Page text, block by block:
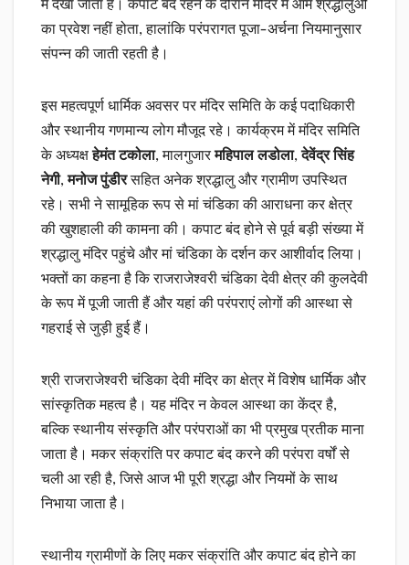
में देखा जाता है। कपाट बंद रहने के दौरान मंदिर में आम श्रद्धालुओं
का प्रवेश नहीं होता, हालांकि परंपरागत पूजा-अर्चना नियमानुसार
संपन्न की जाती रहती है।
इस महत्वपूर्ण धार्मिक अवसर पर मंदिर समिति के कई पदाधिकारी
और स्थानीय गणमान्य लोग मौजूद रहे। कार्यक्रम में मंदिर समिति
के अध्यक्षहेमंत टकोला, मालगुजारमहिपाल लडोला,देवेंद्र सिंह
नेगी,मनोज पुंडीरसहित अनेक श्रद्धालु और ग्रामीण उपस्थित
रहे। सभी ने सामूहिक रूप से मां चंडिका की आराधना कर क्षेत्र
की खुशहाली की कामना की। कपाट बंद होने से पूर्व बड़ी संख्या में
श्रद्धालु मंदिर पहुंचे और मां चंडिका के दर्शन कर आशीर्वाद लिया।
भक्तों का कहना है कि राजराजेश्वरी चंडिका देवी क्षेत्र की कुलदेवी
के रूप में पूजी जाती हैं और यहां की परंपराएं लोगों की आस्था से
गहराई से जुड़ी हुई हैं।
श्री राजराजेश्वरी चंडिका देवी मंदिर का क्षेत्र में विशेष धार्मिक और
सांस्कृतिक महत्व है। यह मंदिर न केवल आस्था का केंद्र है,
बल्कि स्थानीय संस्कृति और परंपराओं का भी प्रमुख प्रतीक माना
जाता है। मकर संक्रांति पर कपाट बंद करने की परंपरा वर्षों से
चली आ रही है, जिसे आज भी पूरी श्रद्धा और नियमों के साथ
निभाया जाता है।
स्थानीय ग्रामीणों के लिए मकर संक्रांति और कपाट बंद होने का